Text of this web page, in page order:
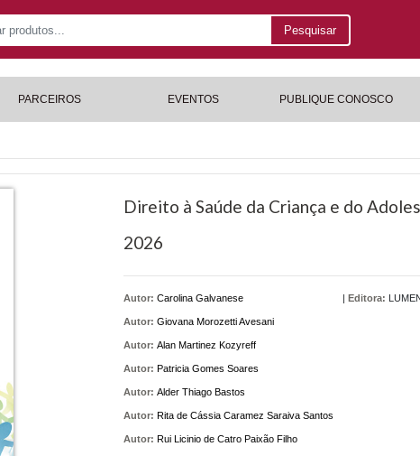
Pesquisar
PARCEIROS EVENTOS PUBLIQUE CONOSCO
Direito à Saúde da Criança e do
2026
Autor: Carolina Galvanese
Autor: Giovana Morozetti Avesani
Autor: Alan Martinez Kozyreff
Autor: Patricia Gomes Soares
Autor: Alder Thiago Bastos
Autor: Rita de Cássia Caramez Saraiva Santos
Autor: Rui Licinio de Catro Paixão Filho
| Editora: